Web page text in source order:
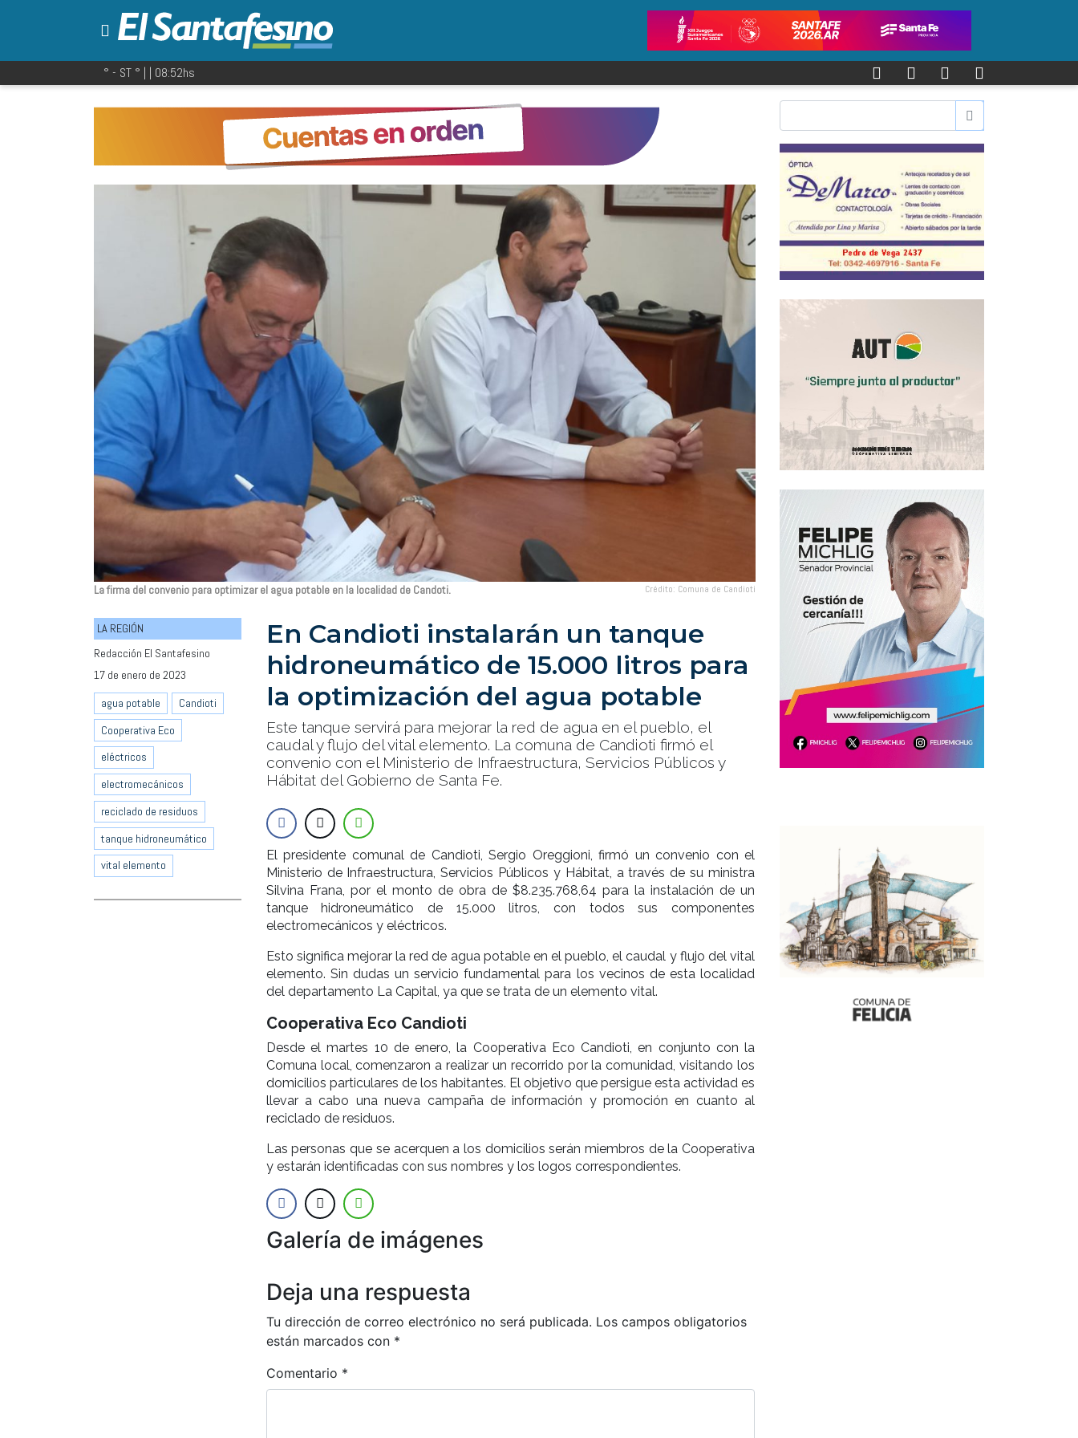
° - ST ° | | 08:52hs
La firma del convenio para optimizar el agua potable en la localidad de Candoti. Crédito: Comuna de Candioti
LA REGIÓN
Redacción El Santafesino
17 de enero de 2023
agua potable
Candioti
Cooperativa Eco
eléctricos
electromecánicos
reciclado de residuos
tanque hidroneumático
vital elemento
En Candioti instalarán un tanque
hidroneumático de 15.000 litros para
la optimización del agua potable
Este tanque servirá para mejorar la red de agua en el pueblo, el
caudal y flujo del vital elemento. La comuna de Candioti firmó el
convenio con el Ministerio de Infraestructura, Servicios Públicos y
Hábitat del Gobierno de Santa Fe.
El presidente comunal de Candioti, Sergio Oreggioni, firmó un convenio con el
Ministerio de Infraestructura, Servicios Públicos y Hábitat, a través de su ministra
Silvina Frana, por el monto de obra de $8.235.768,64 para la instalación de un
tanque hidroneumático de 15.000 litros, con todos sus componentes
electromecánicos y eléctricos.
Esto significa mejorar la red de agua potable en el pueblo, el caudal y flujo del vital
elemento. Sin dudas un servicio fundamental para los vecinos de esta localidad
del departamento La Capital, ya que se trata de un elemento vital.
Cooperativa Eco Candioti
Desde el martes 10 de enero, la Cooperativa Eco Candioti, en conjunto con la
Comuna local, comenzaron a realizar un recorrido por la comunidad, visitando los
domicilios particulares de los habitantes. El objetivo que persigue esta actividad es
llevar a cabo una nueva campaña de información y promoción en cuanto al
reciclado de residuos.
Las personas que se acerquen a los domicilios serán miembros de la Cooperativa
y estarán identificadas con sus nombres y los logos correspondientes.
Galería de imágenes
Deja una respuesta
Tu dirección de correo electrónico no será publicada. Los campos obligatorios
están marcados con *
Comentario *